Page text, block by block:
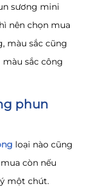
sương mini
nên chọn mua
màu sắc cũng
màu sắc công
phun
loại nào cũng
còn nếu
một chút.